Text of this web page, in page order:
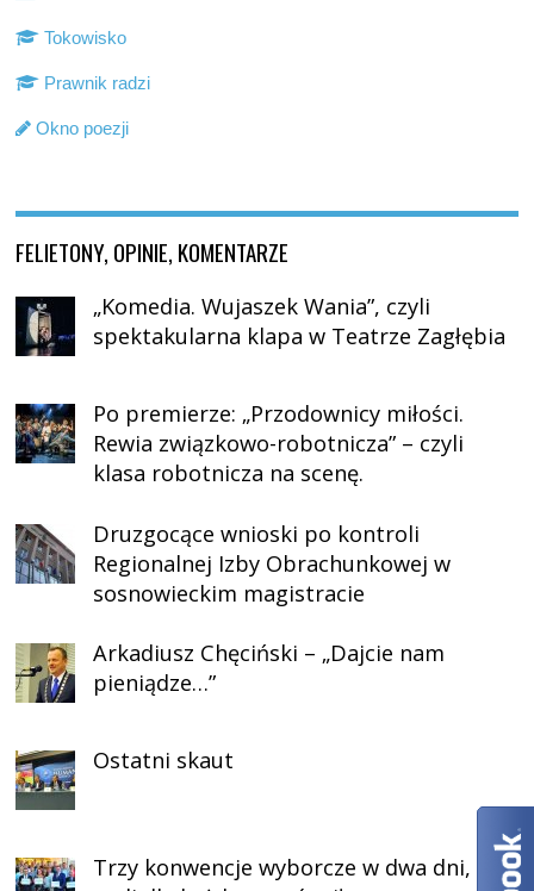
Tokowisko
Prawnik radzi
Okno poezji
FELIETONY, OPINIE, KOMENTARZE
„Komedia. Wujaszek Wania”, czyli
spektakularna klapa w Teatrze Zagłębia
Po premierze: „Przodownicy miłości.
Rewia związkowo-robotnicza” – czyli
klasa robotnicza na scenę.
Druzgocące wnioski po kontroli
Regionalnej Izby Obrachunkowej w
sosnowieckim magistracie
Arkadiusz Chęciński – „Dajcie nam
pieniądze…”
Ostatni skaut
Trzy konwencje wyborcze w dwa dni,